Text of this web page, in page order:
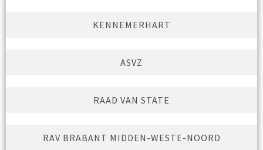
KENNEMERHART
ASVZ
RAAD VAN STATE
RAV BRABANT MIDDEN-WESTE-NOORD